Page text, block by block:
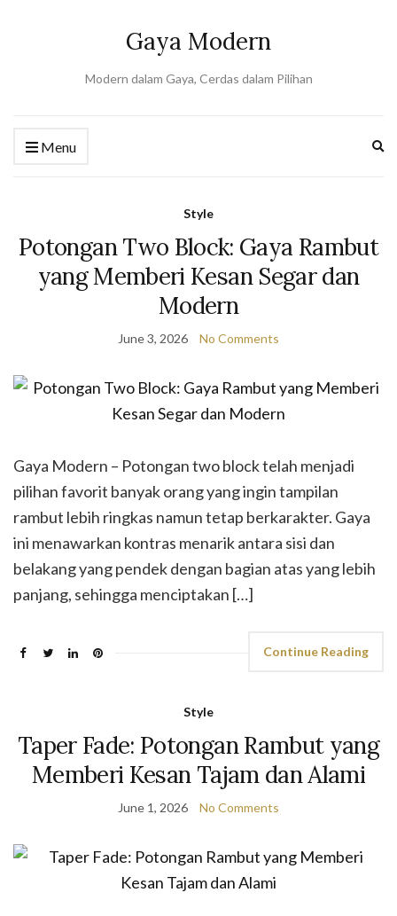
Gaya Modern
Modern dalam Gaya, Cerdas dalam Pilihan
Menu
Style
Potongan Two Block: Gaya Rambut
yang Memberi Kesan Segar dan
Modern
June 3, 2026 No Comments
Gaya Modern – Potongan two block telah menjadi
pilihan favorit banyak orang yang ingin tampilan
rambut lebih ringkas namun tetap berkarakter. Gaya
ini menawarkan kontras menarik antara sisi dan
belakang yang pendek dengan bagian atas yang lebih
panjang, sehingga menciptakan […]
Continue Reading
Style
Taper Fade: Potongan Rambut yang
Memberi Kesan Tajam dan Alami
June 1, 2026 No Comments